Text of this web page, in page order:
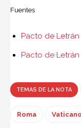
Fuentes
Pacto de Letrán
Pacto de Letrán
TEMAS DE LA NOTA
Roma Vaticano